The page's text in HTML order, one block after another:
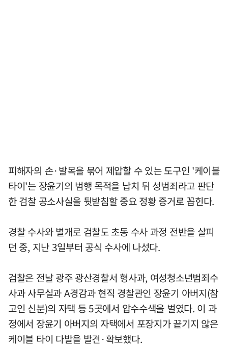
피해자의 손·발목을 묶어 제압할 수 있는 도구인 '케이블
타이'는 장윤기의 범행 목적을 납치 뒤 성범죄라고 판단
한 검찰 공소사실을 뒷받침할 중요 정황 증거로 꼽힌다.
경찰 수사와 별개로 검찰도 초동 수사 과정 전반을 살피
던 중, 지난 3일부터 공식 수사에 나섰다.
검찰은 전날 광주 광산경찰서 형사과, 여성청소년범죄수
사과 사무실과 A경감과 현직 경찰관인 장윤기 아버지(참
고인 신분)의 자택 등 5곳에서 압수수색을 벌였다. 이 과
정에서 장윤기 아버지의 자택에서 포장지가 끝기지 않은
케이블 타이 다발을 발견·확보했다.